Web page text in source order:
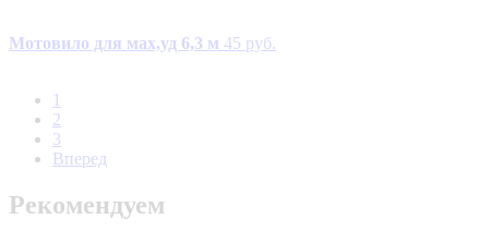
Мотовило для мах,уд 6,3 м 45 руб.
1
2
3
Вперед
Рекомендуем